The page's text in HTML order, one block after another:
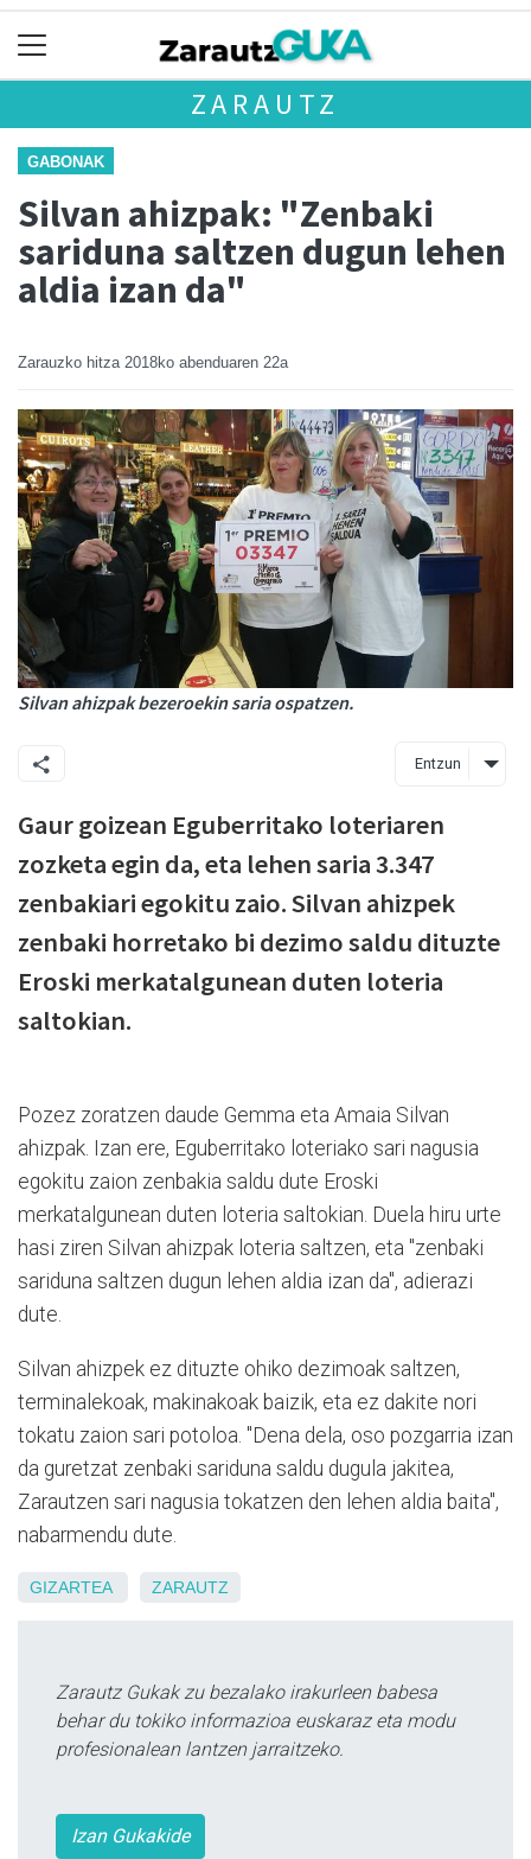
ZARAUTZ
GABONAK
Silvan ahizpak: "Zenbaki
sariduna saltzen dugun lehen
aldia izan da"
Zarauzko hitza 2018ko abenduaren 22a
Silvan ahizpak bezeroekin saria ospatzen.
Entzun
Gaur goizean Eguberritako loteriaren
zozketa egin da, eta lehen saria 3.347
zenbakiari egokitu zaio. Silvan ahizpek
zenbaki horretako bi dezimo saldu dituzte
Eroski merkatalgunean duten loteria
saltokian.
Pozez zoratzen daude Gemma eta Amaia Silvan
ahizpak. Izan ere, Eguberritako loteriako sari nagusia
egokitu zaion zenbakia saldu dute Eroski
merkatalgunean duten loteria saltokian. Duela hiru urte
hasi ziren Silvan ahizpak loteria saltzen, eta "zenbaki
sariduna saltzen dugun lehen aldia izan da", adierazi
dute.
Silvan ahizpek ez dituzte ohiko dezimoak saltzen,
terminalekoak, makinakoak baizik, eta ez dakite nori
tokatu zaion sari potoloa. "Dena dela, oso pozgarria izan
da guretzat zenbaki sariduna saldu dugula jakitea,
Zarautzen sari nagusia tokatzen den lehen aldia baita",
nabarmendu dute.
GIZARTEA ZARAUTZ
Zarautz Gukak zu bezalako irakurleen babesa
behar du tokiko informazioa euskaraz eta modu
profesionalean lantzen jarraitzeko.
Izan Gukakide